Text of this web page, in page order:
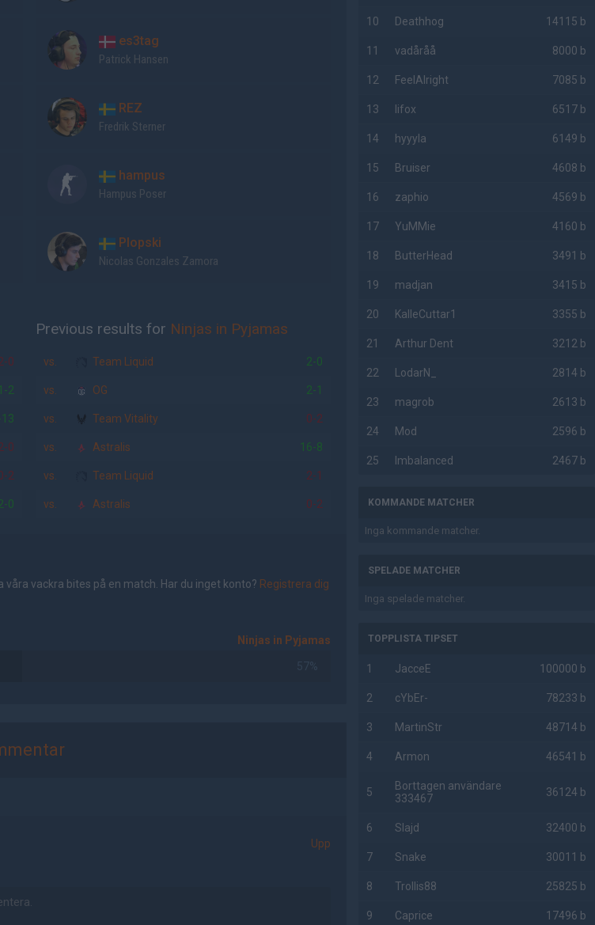
es3tag
Patrick Hansen
REZ
Fredrik Sterner
hampus
Hampus Poser
Plopski
Nicolas Gonzales Zamora
0
1-2
0
2
0
Previous results for Ninjas in Pyjamas
vs. Team Liquid 2-0
vs. OG 2-1
vs. Team Vitality 0-2
vs. Astralis 16-8
vs. Team Liquid 2-1
vs. Astralis 0-2
vackra bites på en match. Har du inget konto? Registrera dig
Ninjas in Pyjamas
57%
Upp
10 Deathhog 14115 b
11 vadåråå 8000 b
12 FeelAlright 7085 b
13 lifox 6517 b
14 hyyyla 6149 b
15 Bruiser 4608 b
16 zaphio 4569 b
17 YuMMie 4160 b
18 ButterHead 3491 b
19 madjan 3415 b
20 KalleCuttar1 3355 b
21 Arthur Dent 3212 b
22 LodarN_ 2814 b
23 magrob 2613 b
24 Mod 2596 b
25 Imbalanced 2467 b
KOMMANDE MATCHER
Inga kommande matcher.
SPELADE MATCHER
Inga spelade matcher.
TOPPLISTA TIPSET
1 JacceE 100000 b
2 cYbEr- 78233 b
3 MartinStr 48714 b
4 Armon 46541 b
5
Borttagen användare
333467
36124 b
6 Slajd 32400 b
7 Snake 30011 b
8 Trollis88 25825 b
9 Caprice 17496 b